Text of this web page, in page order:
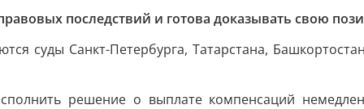
последствий и готова доказывать свою
суды Санкт-Петербурга, Татарстана,
решение о выплате компенсаций